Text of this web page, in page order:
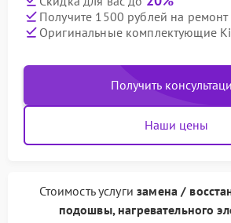
Получите 1500 рублей на ремонт
Оригинальные комплектующие
Получить
Наши цены
Стоимость услугизамена /
подошвы, нагревательного